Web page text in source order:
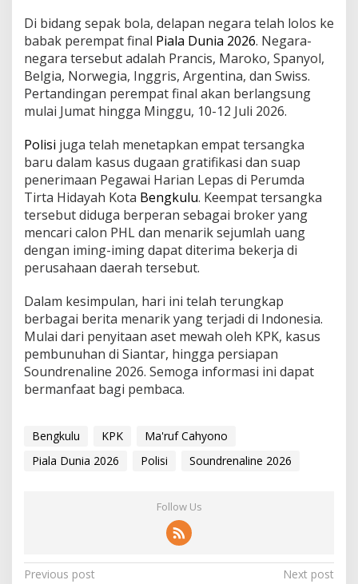
Di bidang sepak bola, delapan negara telah lolos ke
babak perempat final Piala Dunia 2026. Negara-
negara tersebut adalah Prancis, Maroko, Spanyol,
Belgia, Norwegia, Inggris, Argentina, dan Swiss.
Pertandingan perempat final akan berlangsung
mulai Jumat hingga Minggu, 10-12 Juli 2026.
Polisi juga telah menetapkan empat tersangka
baru dalam kasus dugaan gratifikasi dan suap
penerimaan Pegawai Harian Lepas di Perumda
Tirta Hidayah Kota Bengkulu. Keempat tersangka
tersebut diduga berperan sebagai broker yang
mencari calon PHL dan menarik sejumlah uang
dengan iming-iming dapat diterima bekerja di
perusahaan daerah tersebut.
Dalam kesimpulan, hari ini telah terungkap
berbagai berita menarik yang terjadi di Indonesia.
Mulai dari penyitaan aset mewah oleh KPK, kasus
pembunuhan di Siantar, hingga persiapan
Soundrenaline 2026. Semoga informasi ini dapat
bermanfaat bagi pembaca.
Bengkulu KPK
Ma'ruf Cahyono
Piala Dunia 2026
Polisi Soundrenaline 2026
Follow Us
P
Previous post
Next post